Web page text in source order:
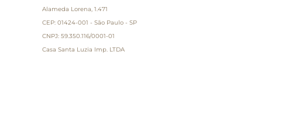
Alameda Lorena, 1.471
CEP: 01424-001 - São Paulo - SP
CNPJ: 59.350.116/0001-01
Casa Santa Luzia Imp. LTDA